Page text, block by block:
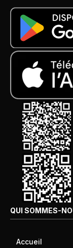
QUI SOMMES-
Accueil